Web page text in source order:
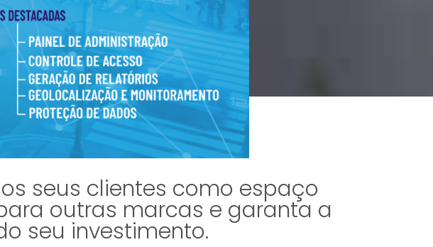
seus clientes como espaço
outras marcas e garanta a
seu investimento.